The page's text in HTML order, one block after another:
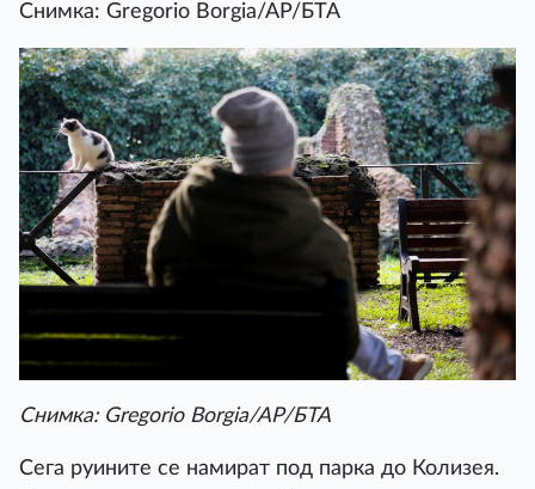
Снимка: Gregorio Borgia/AP/БТА
Снимка: Gregorio Borgia/AP/БТА
Сега руините се намират под парка до Колизея.